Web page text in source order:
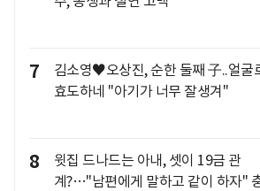
7
김소영♥오상진, 순한 둘째 子..얼굴
효도하네 "아기가 너무 잘생겨"
8
윗집 드나드는 아내, 셋이 19금 관
계?…"남편에게 말하고 같이 하자"